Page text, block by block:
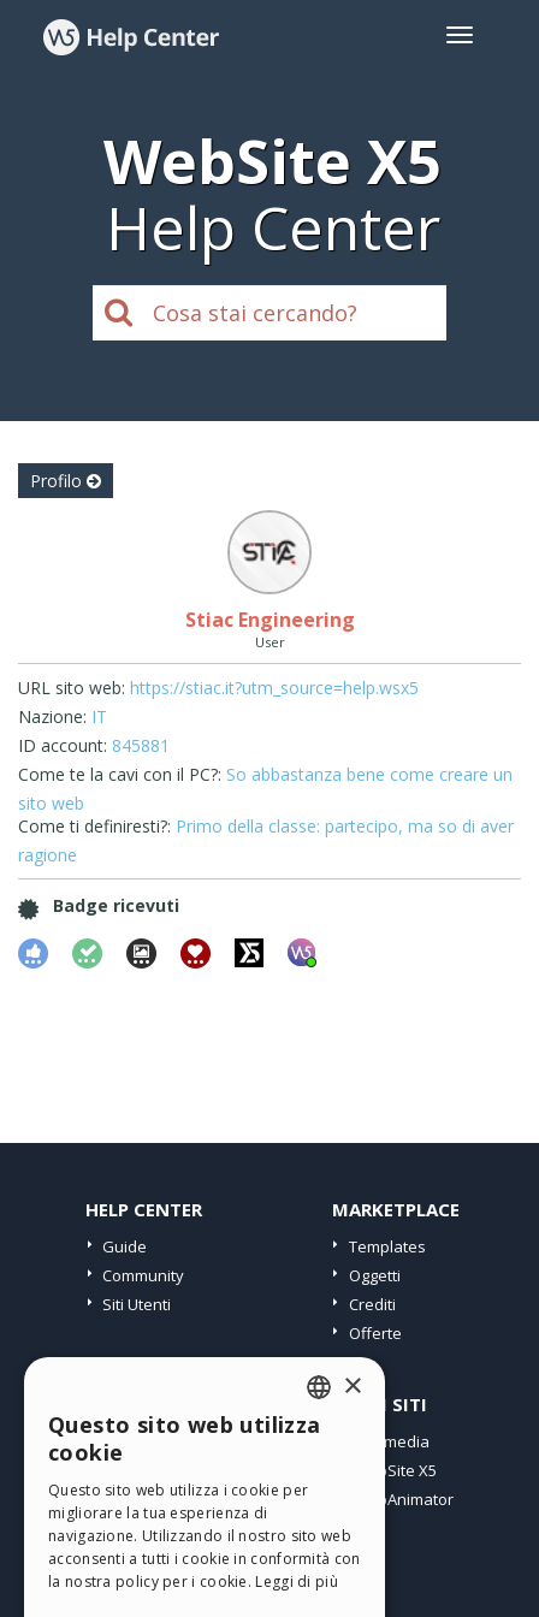
WebSite X5
Help Center
Profilo
Stiac Engineering
User
URL sito web: https://stiac.it?utm_source=help.wsx5
Nazione: IT
ID account: 845881
Come te la cavi con il PC?: So abbastanza bene come creare un
sito web
Come ti definiresti?: Primo della classe: partecipo, ma so di aver
ragione
Badge ricevuti
HELP CENTER
Guide
Community
Siti Utenti
MARKETPLACE
Templates
Oggetti
Crediti
Offerte
I miei post
I miei Download
Spazio Web
I miei Crediti
ALTRI SITI
Incomedia
WebSite X5
WebAnimator
ENGLISH
SPANISH
PORTUGUESE
×
Questo sito web utilizza
cookie
Questo sito web utilizza i cookie per
migliorare la tua esperienza di
navigazione. Utilizzando il nostro sito web
acconsenti a tutti i cookie in conformità con
la nostra policy per i cookie. Leggi di più